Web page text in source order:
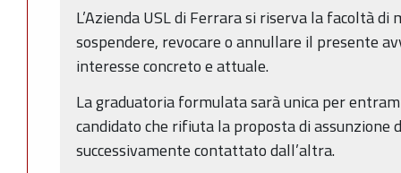
L’Azienda USL di Ferrara si riserva la facoltà di
sospendere, revocare o annullare il presente
interesse concreto e attuale.
La graduatoria formulata sarà unica per
candidato che rifiuta la proposta di assunzione
successivamente contattato dall’altra.